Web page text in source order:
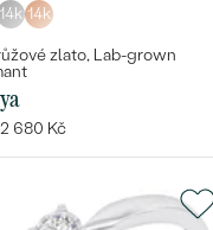
14k
zlato, Lab-grown
680 Kč